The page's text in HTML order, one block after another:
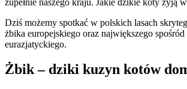
Dziś możemy spotkać w polskich lasach
żbika europejskiego oraz największego
eurazjatyckiego.
Żbik – dziki kuzyn kotów